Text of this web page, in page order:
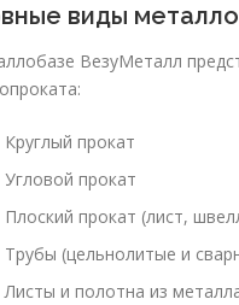
виды
ВезуМеталл
Круглый прокат
Угловой прокат
Плоский прокат (лист,
Трубы (цельнолитые и
Листы и полотна из